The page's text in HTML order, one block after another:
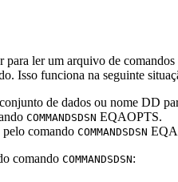
para ler um arquivo de
Isso funciona na seguinte
de dados ou nome DD
COMMANDSDSN EQAOPTS.
comando COMMANDSDSN
comando COMMANDSDSN: